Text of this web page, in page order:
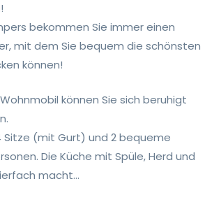
bekommen Sie immer einen
mit dem Sie bequem die schönsten
können!
können Sie sich beruhigt
Sitze (mit Gurt) und 2 bequeme
Die Küche mit Spüle, Herd und
macht...